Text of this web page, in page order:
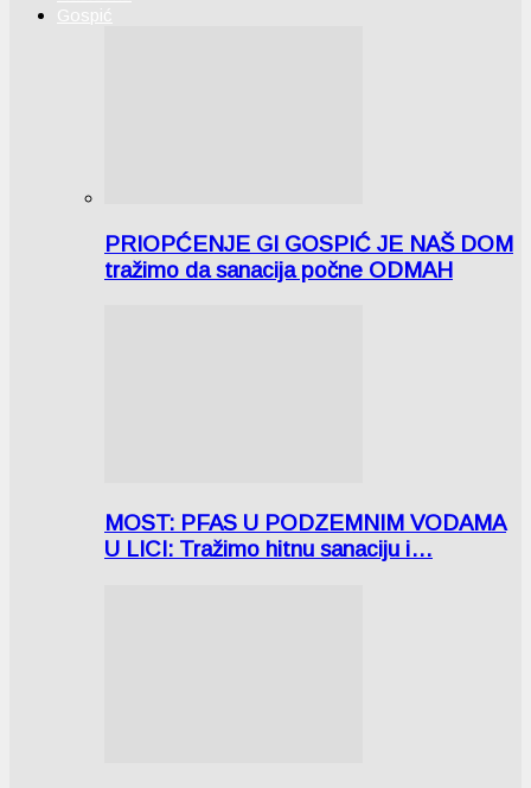
Gospić
PRIOPĆENJE GI GOSPIĆ JE NAŠ DOM
tražimo da sanacija počne ODMAH
MOST: PFAS U PODZEMNIM VODAMA
U LICI: Tražimo hitnu sanaciju i…